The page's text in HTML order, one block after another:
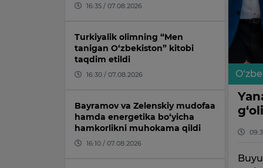
16:35 / 07.08.2026
Turkiyalik olimning “Men
tanigan O‘zbekiston” kitobi
taqdim etildi
16:30 / 07.08.2026
Bayramov va Zelenskiy mudofaa
hamda energetika bo‘yicha
hamkorlikni muhokama qildi
16:10 / 07.08.2026